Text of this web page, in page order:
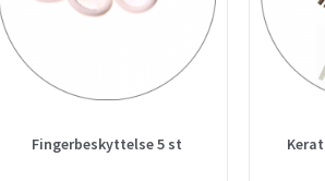
Fingerbeskyttelse 5 st